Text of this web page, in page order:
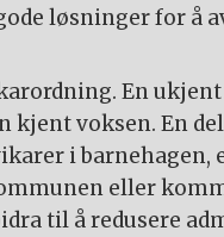
løsninger for å
En
kjent voksen. En
i
eller
til å redusere